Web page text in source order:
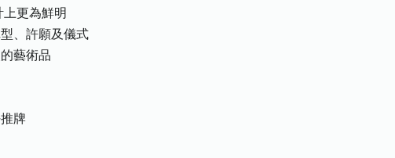
更為鮮明
、許願及儀式
藝術品
牌